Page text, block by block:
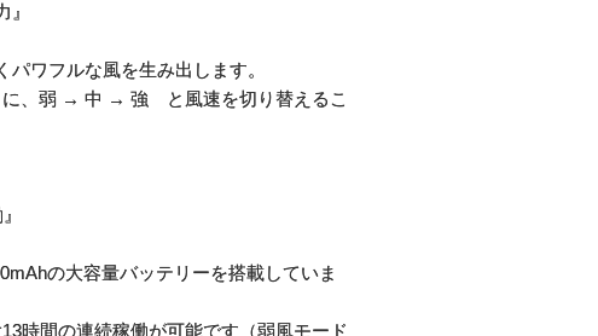
』
パワフルな風を生み出します。
に、弱 → 中 → 強 と風速を切り替えるこ
の大容量バッテリーを搭載していま
時間の連続稼働が可能です（弱風モード